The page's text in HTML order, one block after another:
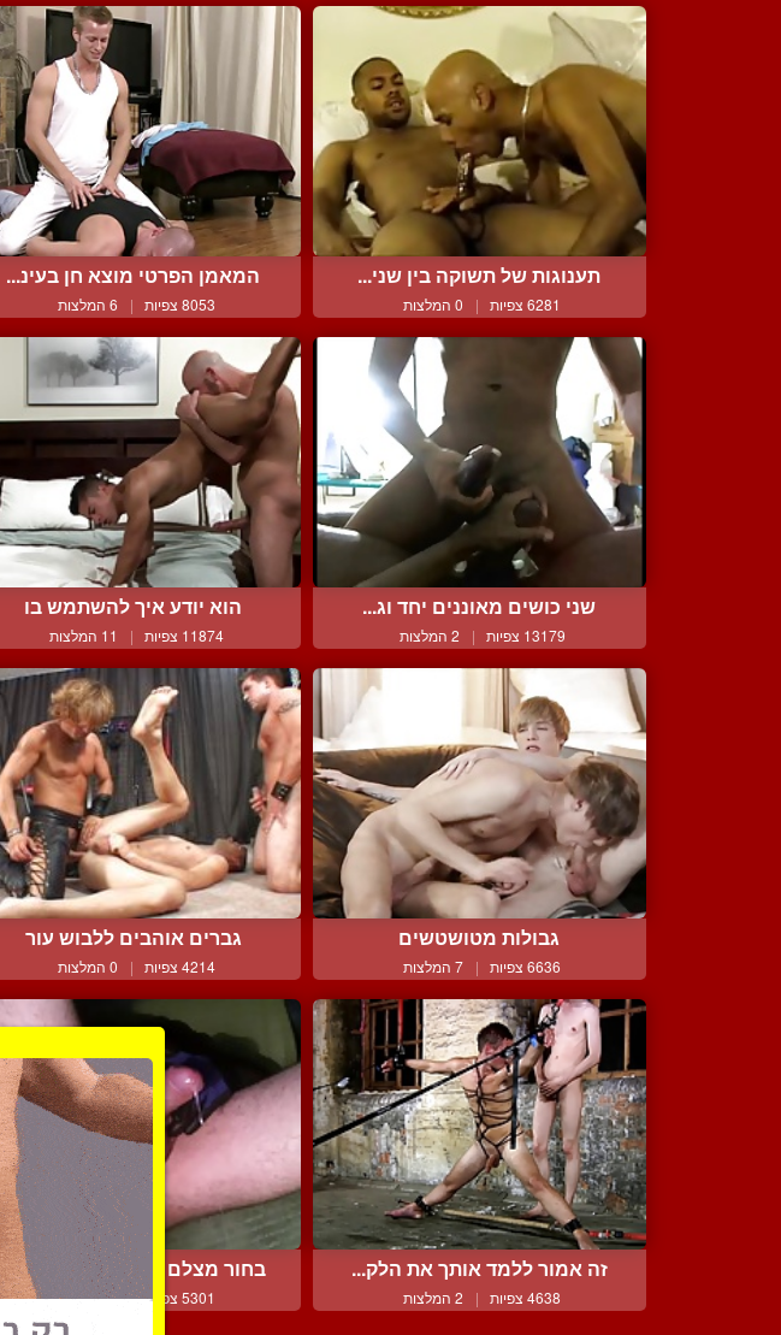
תענוגות של תשוקה בין שני...
6281 צפיות | 0 המלצות
המאמן הפרטי מוצא חן בעינ...
8053 צפיות | 6 המלצות
שני כושים מאוננים יחד וג...
13179 צפיות | 2 המלצות
הוא יודע איך להשתמש בו
11874 צפיות | 11 המלצות
גבולות מטושטשים
6636 צפיות | 7 המלצות
גברים אוהבים ללבוש עור
4214 צפיות | 0 המלצות
זה אמור ללמד אותך את הלק...
4638 צפיות | 2 המלצות
בחור מצלם את עצמו בחליבה...
5301 צפיות | 1 המלצות